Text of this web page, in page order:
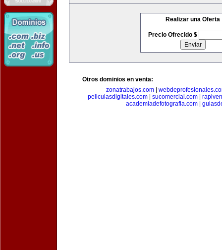
Realizar una Oferta
Precio Ofrecido $
Otros dominios en venta:
zonatrabajos.com|
peliculasdigitales.com
sucomercial.com
academiadefotografia.com